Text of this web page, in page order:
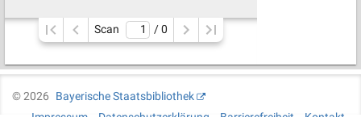
Scan / 0
©2026
Bayerische Staatsbibliothek